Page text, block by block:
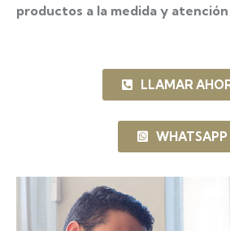
productos a la medida y
LLAMAR
WHATSAPP